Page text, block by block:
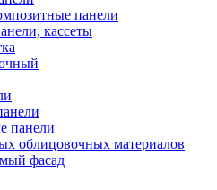
панели
кассеты
панели
облицовочных материалов
фасад